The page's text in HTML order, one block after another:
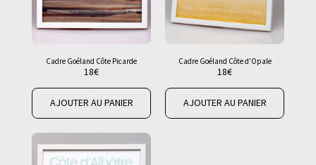
Cadre Goéland Côte Picarde
18€
AJOUTER AU PANIER
Cadre Goéland Côte d'Opale
18€
AJOUTER AU PANIER